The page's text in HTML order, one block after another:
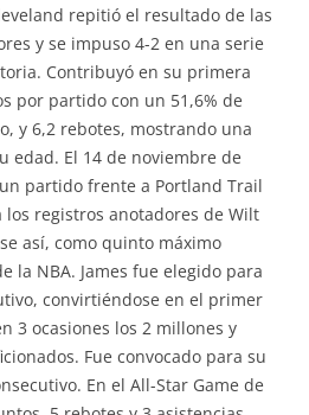
repitió el resultado de las
y se impuso 4-2 en una serie
Contribuyó en su primera
por partido con un 51,6% de
y 6,2 rebotes, mostrando una
edad. El 14 de noviembre de
partido frente a Portland Trail
los registros anotadores de Wilt
así, como quinto máximo
la NBA. James fue elegido para
convirtiéndose en el primer
3 ocasiones los 2 millones y
Fue convocado para su
En el All-Star Game de